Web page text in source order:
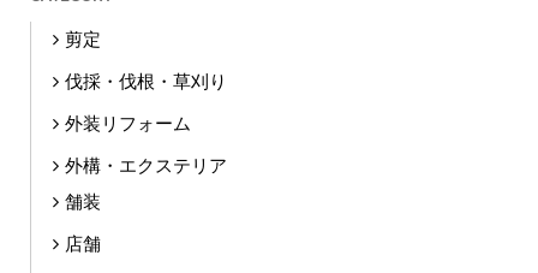
剪定
伐採・伐根・草刈り
外装リフォーム
外構・エクステリア
舗装
店舗